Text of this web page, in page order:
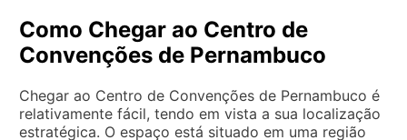
Como Chegar ao Centro de
Convenções de Pernambuco
Chegar ao Centro de Convenções de Pernambuco é
relativamente fácil, tendo em vista a sua localização
estratégica. O espaço está situado em uma região